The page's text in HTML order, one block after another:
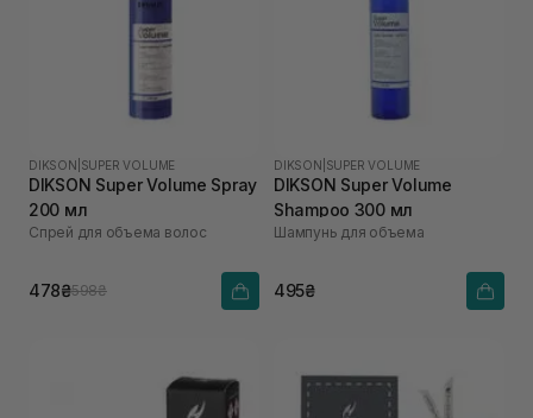
DIKSON SUPER VOLUME
DIKSON Super Volume Spray
200 мл
Спрей для объема волос
478₴598₴
DIKSON SUPER VOLUME
DIKSON Super Volume
Shampoo 300 мл
Шампунь для объема
495₴